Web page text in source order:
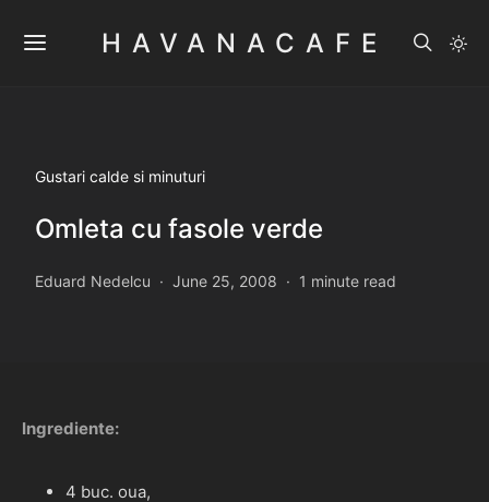
HAVANACAFE
Gustari calde si minuturi
Omleta cu fasole verde
Eduard Nedelcu June 25, 2008 1 minute read
Ingrediente:
4 buc. oua,